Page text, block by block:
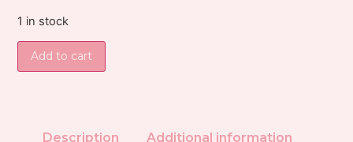
1 in stock
Add to cart
Description Additional information